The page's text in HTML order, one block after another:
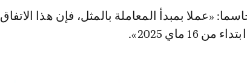
«عملا بمبدأ المعاملة بالمثل، فإن هذا الاتفاق
ماي 2025».